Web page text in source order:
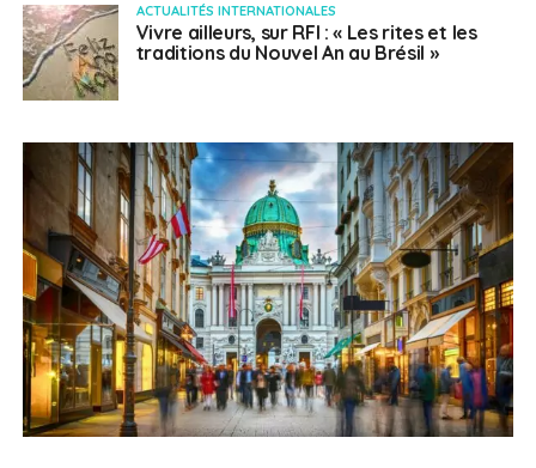
ACTUALITÉS INTERNATIONALES
Vivre ailleurs, sur RFI : « Les rites et les
traditions du Nouvel An au Brésil »